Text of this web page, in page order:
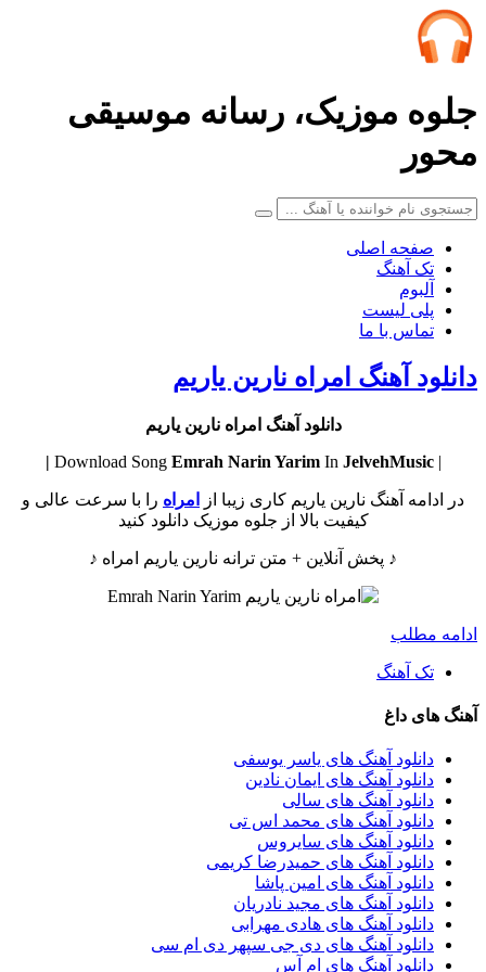
جلوه موزیک، رسانه موسیقی
محور
صفحه اصلی
تک آهنگ
آلبوم
پلی لیست
تماس با ما
دانلود آهنگ امراه نارین یاریم
دانلود آهنگ امراه نارین یاریم
| Download Song
Emrah Narin YarimIn JelvehMusic |
در ادامه آهنگ نارین یاریم کاری زیبا از امراه را با سرعت عالی و
کیفیت بالا از جلوه موزیک دانلود کنید
♪ پخش آنلاین + متن ترانه نارین یاریم امراه ♪
ادامه مطلب
تک آهنگ
آهنگ های داغ
دانلود آهنگ های یاسر یوسفی
دانلود آهنگ های ایمان نادین
دانلود آهنگ های سالی
دانلود آهنگ های محمد اس تی
دانلود آهنگ های سایروس
دانلود آهنگ های حمیدرضا کریمی
دانلود آهنگ های امین پاشا
دانلود آهنگ های مجید نادریان
دانلود آهنگ های هادی مهرابی
دانلود آهنگ های دی جی سپهر دی ام سی
دانلود آهنگ های ام آس